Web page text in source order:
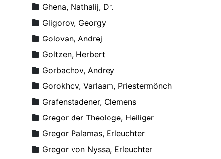
Ghena, Nathalij, Dr.
Gligorov, Georgy
Golovan, Andrej
Goltzen, Herbert
Gorbachov, Andrey
Gorokhov, Varlaam, Priestermönch
Grafenstadener, Clemens
Gregor der Theologe, Heiliger
Gregor Palamas, Erleuchter
Gregor von Nyssa, Erleuchter